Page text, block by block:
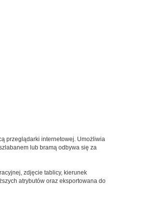
przeglądarki internetowej. Umożliwia
lub bramą odbywa się za
zdjęcie tablicy, kierunek
atrybutów oraz eksportowana do